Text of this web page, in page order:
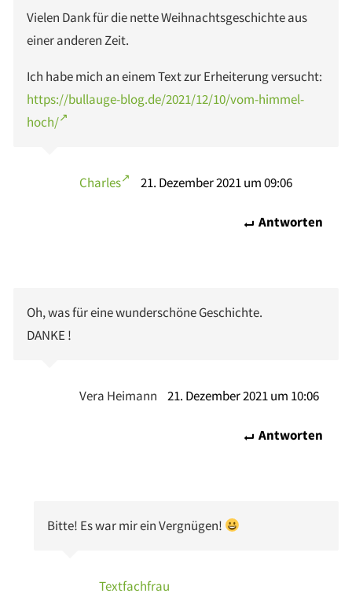
Vielen Dank für die nette Weihnachtsgeschichte aus
einer anderen Zeit.
Ich habe mich an einem Text zur Erheiterung versucht:
https://bullauge-blog.de/2021/12/10/vom-himmel-
hoch/
Charles 21. Dezember 2021 um 09:06
Antworten
Oh, was für eine wunderschöne Geschichte.
DANKE !
Vera Heimann 21. Dezember 2021 um 10:06
Antworten
Bitte! Es war mir ein Vergnügen!
Textfachfrau